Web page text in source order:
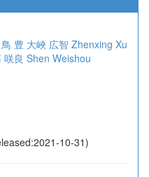
豊 大峽 広智 Zhenxing Xu
咲良 Shen Weishou
10-31)